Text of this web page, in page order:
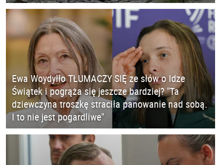
Ewa Woydyłło TŁUMACZY SIĘ ze słów o Idze
Świątek i pogrąża się jeszcze bardziej? "Ta
dziewczyna troszkę straciła panowanie nad sobą.
I to nie jest pogardliwe"